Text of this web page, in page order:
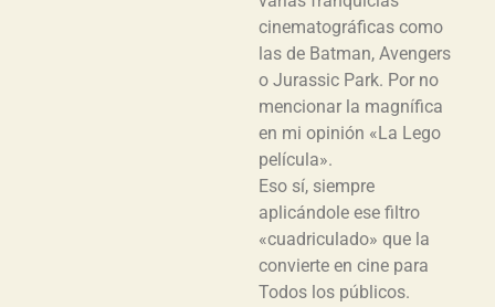
cinematográficas como
las de Batman, Avengers
o Jurassic Park. Por no
mencionar la magnífica
en mi opinión «La Lego
película».
Eso sí, siempre
aplicándole ese filtro
«cuadriculado» que la
convierte en cine para
Todos los públicos.